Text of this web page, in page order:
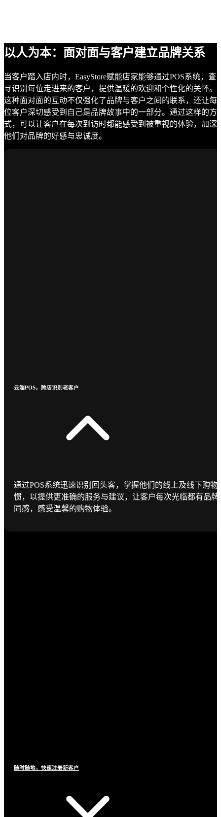
以人为本：面对面与客户建立品牌关系
当客户踏入店内时，EasyStore赋能店家能够通过POS系统，查
寻识别每位走进来的客户，提供温暖的欢迎和个性化的关怀。
这种面对面的互动不仅强化了品牌与客户之间的联系，还让每
位客户深切感受到自己是品牌故事中的一部分。通过这样的方
式，可以让客户在每次到访时都能感受到被重视的体验，加深
他们对品牌的好感与忠诚度。
云端POS，跨店识别老客户
通过POS系统迅速识别回头客，掌握他们的线上及线下购物
惯，以提供更准确的服务与建议，让客户每次光临都有品牌
同感，感受温馨的购物体验。
随时随地，快速注册新客户